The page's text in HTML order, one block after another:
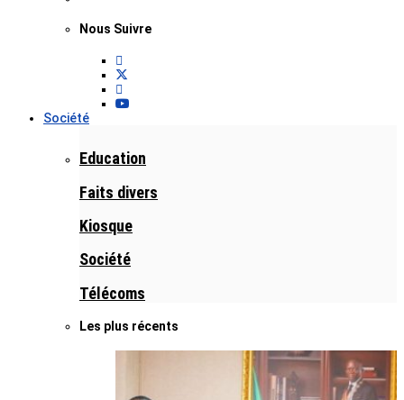
Nous Suivre
Société
Education
Faits divers
Kiosque
Société
Télécoms
Les plus récents